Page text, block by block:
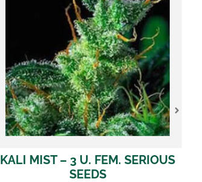
CBD ENRICHED WARLOCK – 6 U.
FEM. SERIOUS SEEDS